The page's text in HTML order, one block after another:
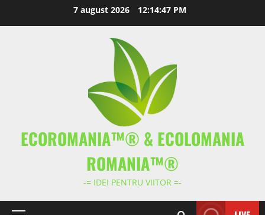
7 august 2026 12:14:48 PM
ECOROMANIA™® & ECOLOMANIA
ROMANIA™®
-= IDEI PENTRU VIITOR =-